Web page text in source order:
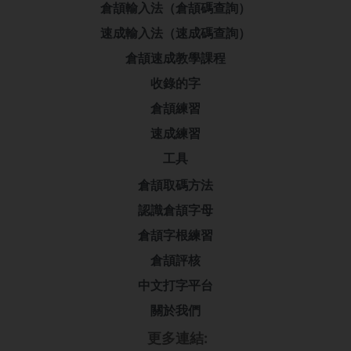
倉頡輸入法（倉頡碼查詢）
速成輸入法（速成碼查詢）
倉頡速成教學課程
收錄的字
倉頡練習
速成練習
工具
倉頡取碼方法
認識倉頡字母
倉頡字根練習
倉頡評核
中文打字平台
關於我們
更多連結: